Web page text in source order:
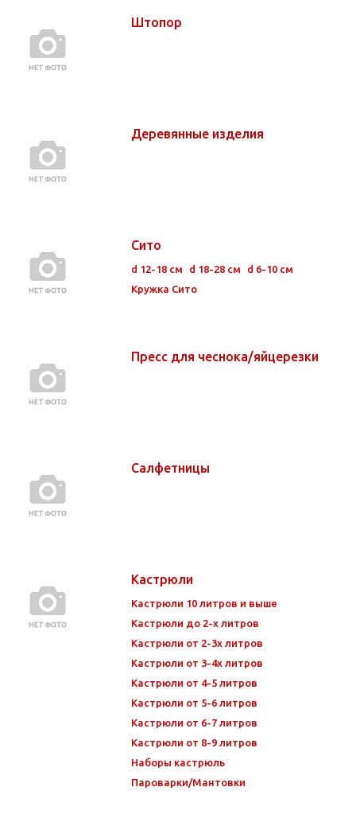
Штопор
Деревянные изделия
Сито
d 12-18 см d 18-28 см
d 6-10 см
Кружка Сито
Пресс для чеснока/яйцерезки
Салфетницы
Кастрюли
Кастрюли 10 литров и выше
Кастрюли до 2-х литров
Кастрюли от 2-3х литров
Кастрюли от 3-4х литров
Кастрюли от 4-5 литров
Кастрюли от 5-6 литров
Кастрюли от 6-7 литров
Кастрюли от 8-9 литров
Наборы кастрюль
Пароварки/Мантовки